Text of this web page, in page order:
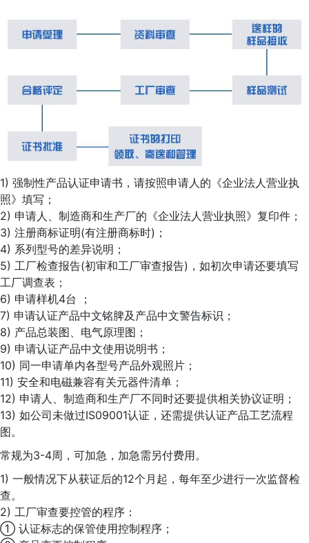
1) 强制性产品认证申请书，请按照申请人的《企业法人营业执
照》填写；
2) 申请人、制造商和生产厂的《企业法人营业执照》复印件；
3) 注册商标证明(有注册商标时)；
4) 系列型号的差异说明；
5) 工厂检查报告(初审和工厂审查报告)，如初次申请还要填写
工厂调查表；
6) 申请样机4台 ；
7) 申请认证产品中文铭脾及产品中文警告标识；
8) 产品总装图、电气原理图；
9) 申请认证产品中文使用说明书；
10) 同一申请单内各型号产品外观照片；
11) 安全和电磁兼容有关元器件清单；
12) 申请人、制造商和生产厂不同时还要提供相关协议证明；
13) 如公司未做过IS09001认证，还需提供认证产品工艺流程
图。
常规为3-4周，可加急，加急需另付费用。
1) 一般情况下从获证后的12个月起，每年至少进行一次监督检
查。
2) 工厂审查要控管的程序：
① 认证标志的保管使用控制程序；